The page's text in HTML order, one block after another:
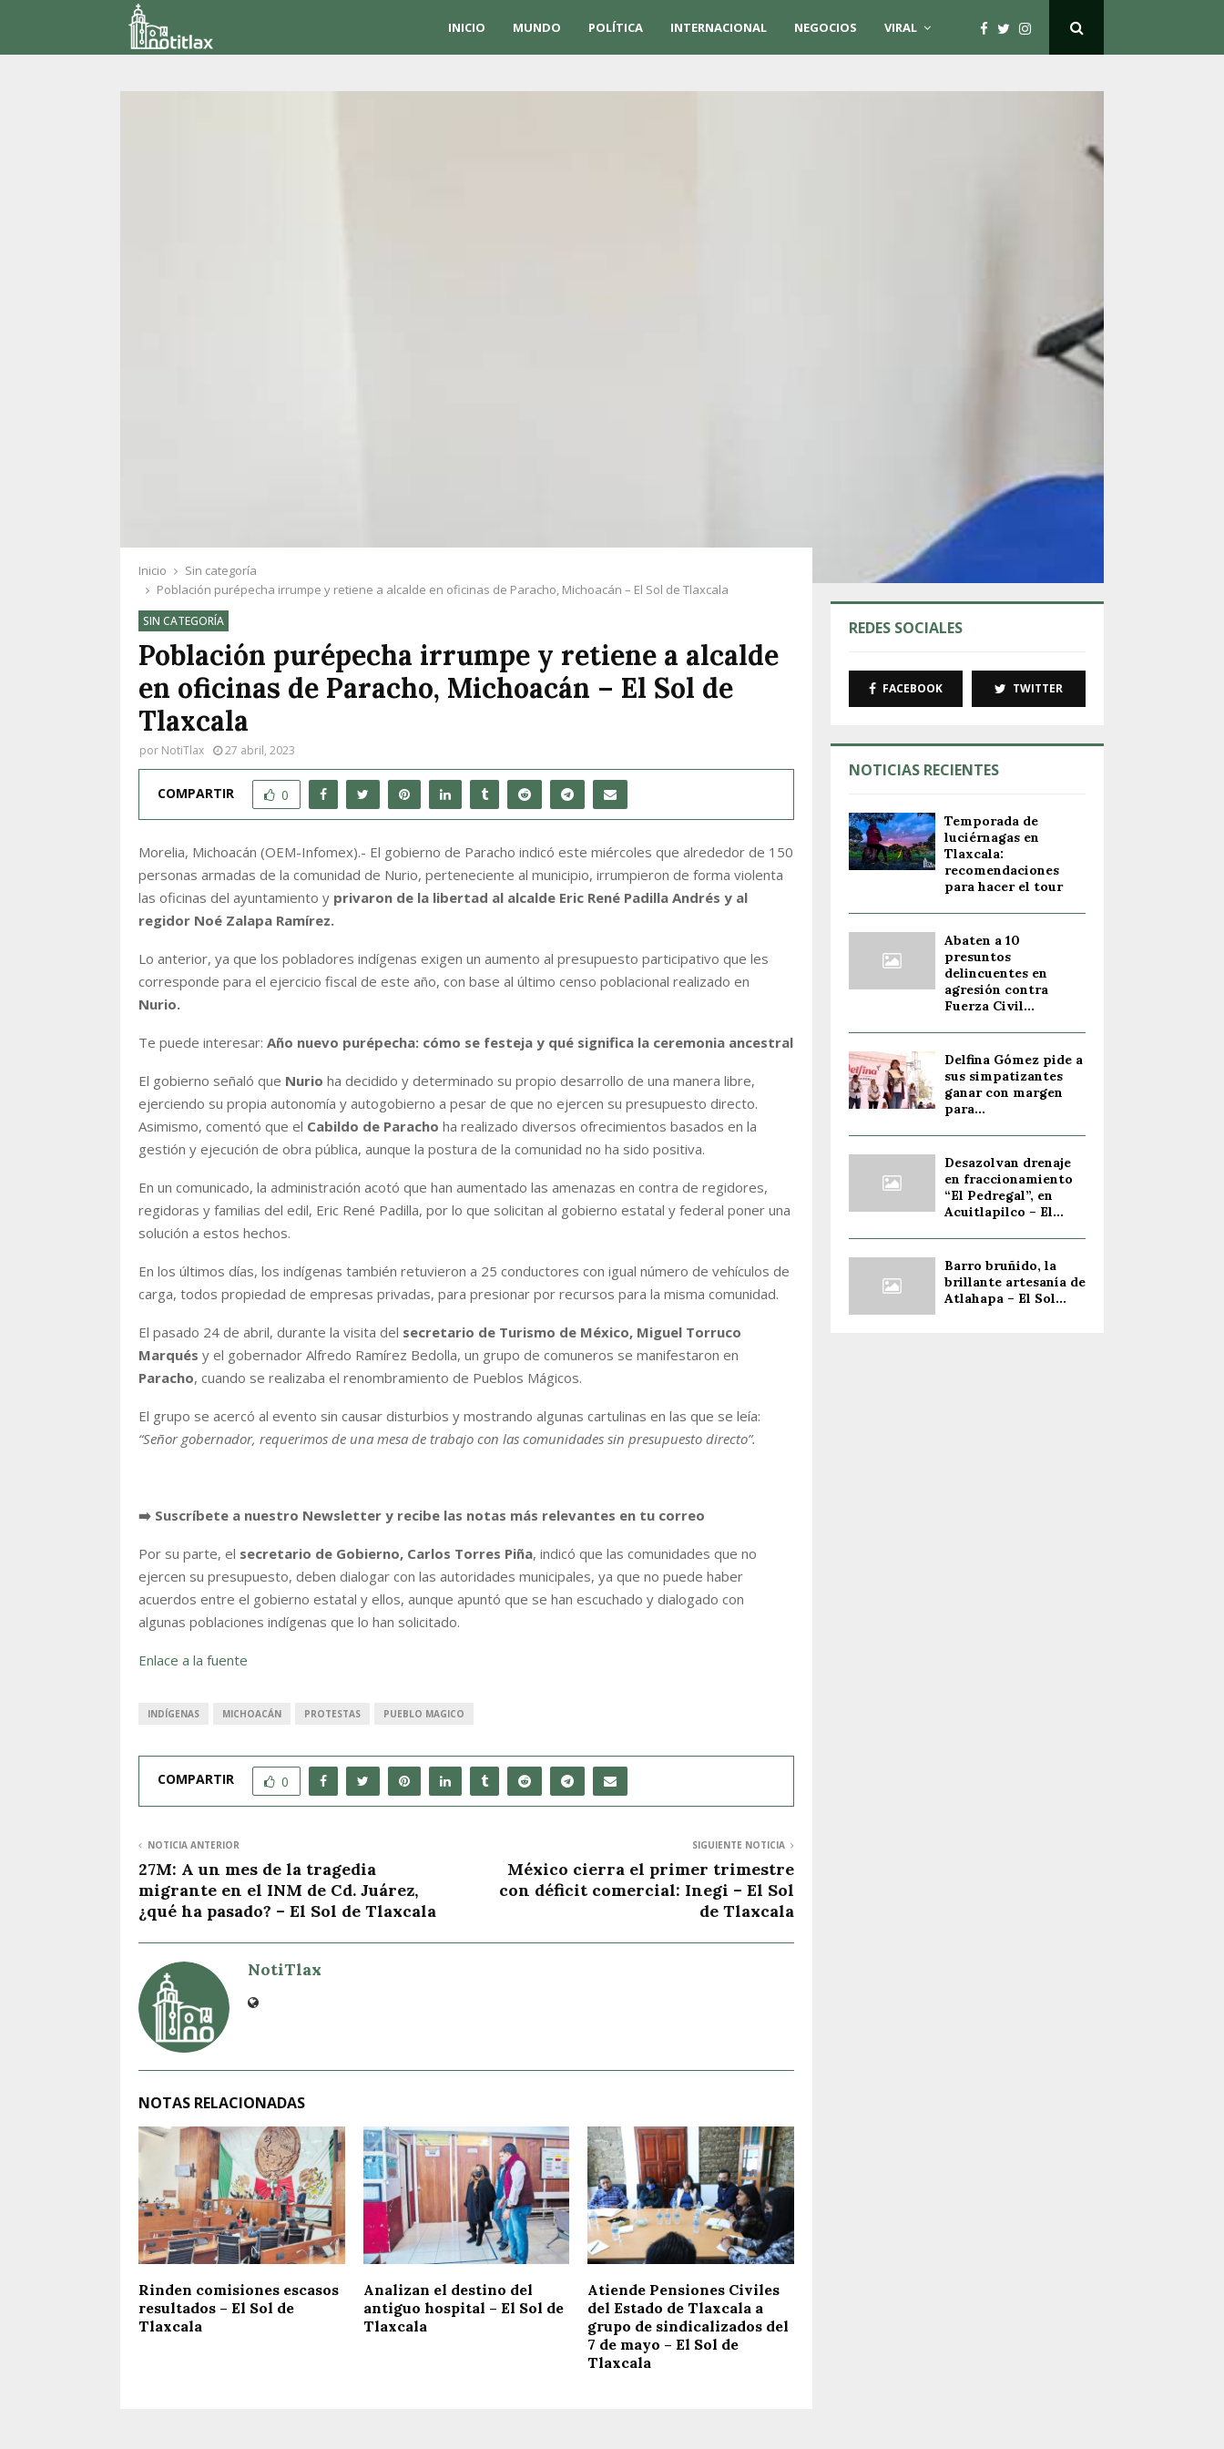
INICIO MUNDO POLÍTICA INTERNACIONAL NEGOCIOS VIRAL
Inicio
Sin categoría
Población purépecha irrumpe y retiene a alcalde en oficinas de Paracho, Michoacán – El Sol de Tlaxcala
SIN CATEGORÍA
Población purépecha irrumpe y retiene a alcalde
en oficinas de Paracho, Michoacán – El Sol de
Tlaxcala
por NotiTlax 27 abril, 2023
COMPARTIR 0
Morelia, Michoacán (OEM-Infomex).- El gobierno de Paracho indicó este miércoles que alrededor de 150
personas armadas de la comunidad de Nurio, perteneciente al municipio, irrumpieron de forma violenta
las oficinas del ayuntamiento y privaron de la libertad al alcalde Eric René Padilla Andrés y al
regidor Noé Zalapa Ramírez.
Lo anterior, ya que los pobladores indígenas exigen un aumento al presupuesto participativo que les
corresponde para el ejercicio fiscal de este año, con base al último censo poblacional realizado en
Nurio.
Te puede interesar: Año nuevo purépecha: cómo se festeja y qué significa la ceremonia ancestral
El gobierno señaló que Nurio ha decidido y determinado su propio desarrollo de una manera libre,
ejerciendo su propia autonomía y autogobierno a pesar de que no ejercen su presupuesto directo.
Asimismo, comentó que el Cabildo de Paracho ha realizado diversos ofrecimientos basados en la
gestión y ejecución de obra pública, aunque la postura de la comunidad no ha sido positiva.
En un comunicado, la administración acotó que han aumentado las amenazas en contra de regidores,
regidoras y familias del edil, Eric René Padilla, por lo que solicitan al gobierno estatal y federal poner una
solución a estos hechos.
En los últimos días, los indígenas también retuvieron a 25 conductores con igual número de vehículos de
carga, todos propiedad de empresas privadas, para presionar por recursos para la misma comunidad.
El pasado 24 de abril, durante la visita del secretario de Turismo de México, Miguel Torruco
Marqués y el gobernador Alfredo Ramírez Bedolla, un grupo de comuneros se manifestaron en
Paracho, cuando se realizaba el renombramiento de Pueblos Mágicos.
El grupo se acercó al evento sin causar disturbios y mostrando algunas cartulinas en las que se leía:
“Señor gobernador, requerimos de una mesa de trabajo con las comunidades sin presupuesto directo”.
➡️ Suscríbete a nuestro Newsletter y recibe las notas más relevantes en tu correo
Por su parte, el secretario de Gobierno, Carlos Torres Piña, indicó que las comunidades que no
ejercen su presupuesto, deben dialogar con las autoridades municipales, ya que no puede haber
acuerdos entre el gobierno estatal y ellos, aunque apuntó que se han escuchado y dialogado con
algunas poblaciones indígenas que lo han solicitado.
Enlace a la fuente
INDÍGENAS MICHOACÁN PROTESTAS PUEBLO MAGICO
COMPARTIR 0
NOTICIA ANTERIOR
27M: A un mes de la tragedia
migrante en el INM de Cd. Juárez,
¿qué ha pasado? – El Sol de Tlaxcala
SIGUIENTE NOTICIA
México cierra el primer trimestre
con déficit comercial: Inegi – El Sol
de Tlaxcala
NotiTlax
NOTAS RELACIONADAS
Rinden comisiones escasos
resultados – El Sol de
Tlaxcala
Analizan el destino del
antiguo hospital – El Sol de
Tlaxcala
Atiende Pensiones Civiles
del Estado de Tlaxcala a
grupo de sindicalizados del
7 de mayo – El Sol de
Tlaxcala
REDES SOCIALES
FACEBOOK TWITTER
NOTICIAS RECIENTES
Temporada de
luciérnagas en
Tlaxcala:
recomendaciones
para hacer el tour
Abaten a 10
presuntos
delincuentes en
agresión contra
Fuerza Civil...
Delfina Gómez pide a
sus simpatizantes
ganar con margen
para...
Desazolvan drenaje
en fraccionamiento
“El Pedregal”, en
Acuitlapilco – El...
Barro bruñido, la
brillante artesanía de
Atlahapa – El Sol...